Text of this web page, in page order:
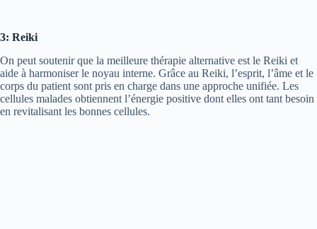
3: Reiki
On peut soutenir que la meilleure thérapie alternative est le Reiki et
aide à harmoniser le noyau interne. Grâce au Reiki, l’esprit, l’âme et le
corps du patient sont pris en charge dans une approche unifiée. Les
cellules malades obtiennent l’énergie positive dont elles ont tant besoin
en revitalisant les bonnes cellules.